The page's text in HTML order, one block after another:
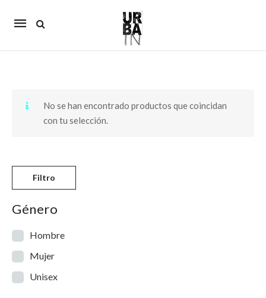
Mobile
No se han encontrado productos que coincidan
con tu selección.
Filtro
Género
Hombre
Mujer
Unisex